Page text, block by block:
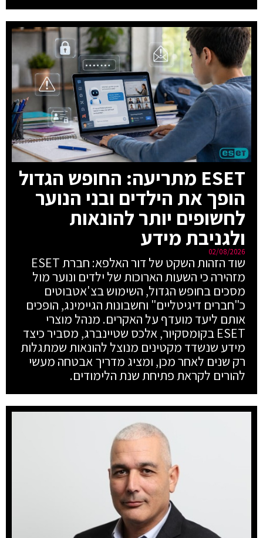
ESET מתריעה: החופש הגדול
הופך את הילדים ובני הנוער
לחשופים יותר להונאות
ולגניבת מידע
02/08/2026
שוד הזהות השקט של דור האלפא: חברת ESET
מזהירה כי השעות הארוכות של ילדים ונוער מול
מסכים בחופש הגדול, השימוש בצ'אטבוטים
כ"חברים דיגיטליים" וחשבונות הגיימינג, הופכים
אותם ליעד מועדף על האקרים. מנהל מוצרי
ESET בקומסקיור, אלכס שטיינברג, מסביר כיצד
מידע שנשדד מקטינים מנוצל להונאות שמתגלות
רק שנים לאחר מכן, ומציג מדריך אבטחה מעשי
להורים לקראת פתיחת שנת הלימודים.